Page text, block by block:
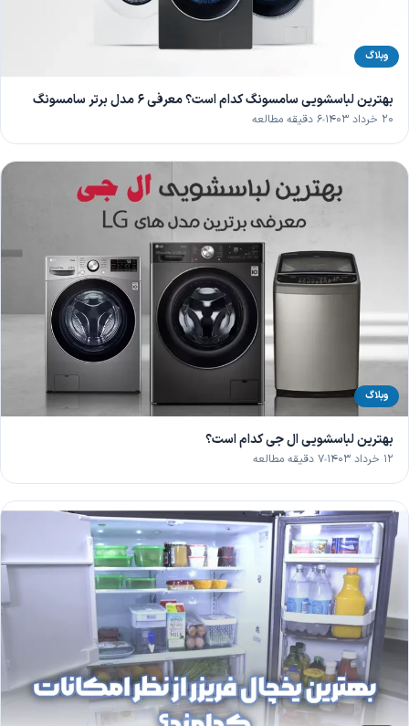
وبلاگ
بهترین لباسشویی سامسونگ کدام است؟ معرفی 6 مدل برتر سامسونگ
۲۰ خرداد ۱۴۰۳ ۶ دقیقه مطالعه
وبلاگ
بهترین لباسشویی ال جی کدام است؟
۱۲ خرداد ۱۴۰۳ ۷ دقیقه مطالعه